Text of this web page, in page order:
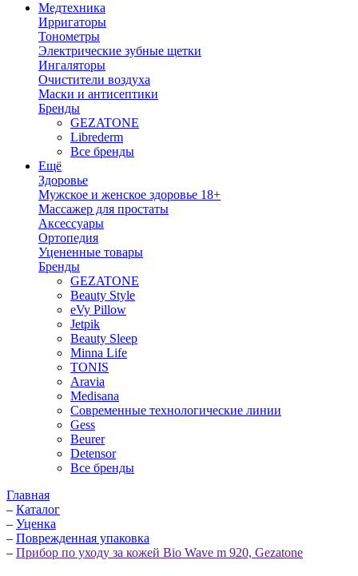
Медтехника
Ирригаторы
Тонометры
Электрические зубные щетки
Ингаляторы
Очистители воздуха
Маски и антисептики
Бренды
GEZATONE
Librederm
Все бренды
Ещё
Здоровье
Мужское и женское здоровье 18+
Массажер для простаты
Аксессуары
Ортопедия
Уцененные товары
Бренды
GEZATONE
Beauty Style
eVy Pillow
Jetpik
Beauty Sleep
Minna Life
TONIS
Aravia
Medisana
Современные технологические линии
Gess
Beurer
Detensor
Все бренды
Главная
– Каталог
– Уценка
– Поврежденная упаковка
– Прибор по уходу за кожей Bio Wave m 920, Gezatone